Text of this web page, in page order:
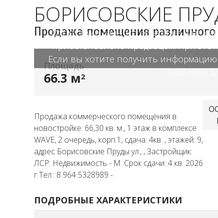
БОРИСОВСКИЕ
Продажа помещения различного
Отсутствие данного объекта в базе
приостановлено продавцом. При
Если вы хотите получить
подберем
Площадь
66.3 м2
Продажа коммерческого помещения в
новостройке: 66,30 кв. м., 1 этаж в комплексе
WAVE, 2 очередь, корп.1, сдача: 4кв. , этажей: 9,
адрес Борисовские Пруды ул., , Застройщик:
ЛСР. Недвижимость - М. Срок сдачи: 4 кв. 2026
г Тел.: 8 964 5328989 -.
ПОДРОБНЫЕ ХАРАКТЕРИСТИКИ